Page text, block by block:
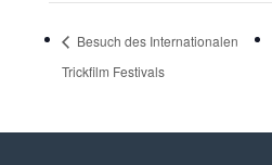
Besuch des Internationalen
Trickfilm Festivals